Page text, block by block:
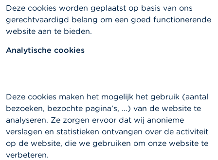
Deze cookies worden geplaatst op basis van ons
gerechtvaardigd belang om een goed functionerende
website aan te bieden.
Analytische cookies
Deze cookies maken het mogelijk het gebruik (aantal
bezoeken, bezochte pagina’s, …) van de website te
analyseren. Ze zorgen ervoor dat wij anonieme
verslagen en statistieken ontvangen over de activiteit
op de website, die we gebruiken om onze website te
verbeteren.